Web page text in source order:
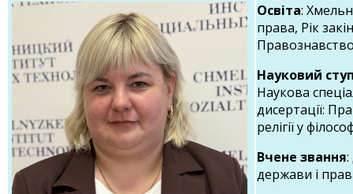
Освіта:
права, Рік
Науковий
Наукова
дисертації:
релігії у
Вчене звання:
держави і